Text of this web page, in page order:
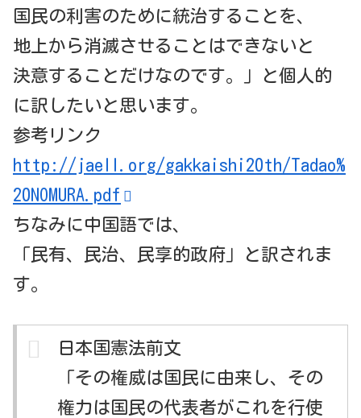
国民の利害のために統治することを、
地上から消滅させることはできないと
決意することだけなのです。」と個人的
に訳したいと思います。
参考リンク
http://jaell.org/gakkaishi20th/Tadao%
20NOMURA.pdf
ちなみに中国語では、
「民有、民治、民享的政府」と訳されま
す。
日本国憲法前文
「その権威は国民に由来し、その
権力は国民の代表者がこれを行使